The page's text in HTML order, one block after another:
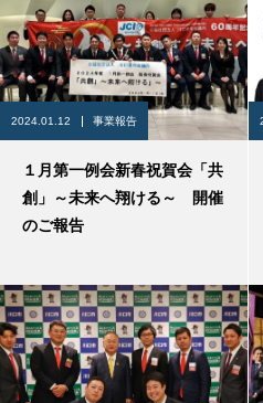
2024.01.12 事業報告
１月第一例会新春祝賀会「共
創」～未来へ翔ける～ 開催
のご報告